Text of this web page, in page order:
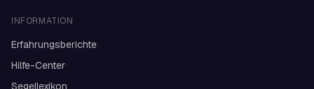
INFORMATION
Erfahrungsberichte
Hilfe-Center
Segellexikon